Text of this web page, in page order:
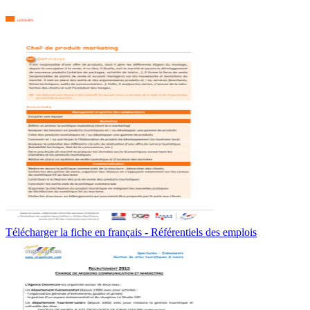
Télécharger la fiche en français - Référentiels des emplois